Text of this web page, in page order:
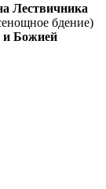
Лествичника
бдение)
и Божией